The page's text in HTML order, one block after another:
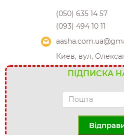
(050) 635 14 57
(093) 494 10 11
Киев, вул,
ПІДПИСКА НА